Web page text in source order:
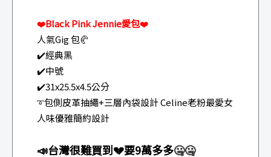
❤️Black Pink Jennie愛包❤️
人氣Gig 包🥐
✔️經典黑
✔️中號
✔️31x25.5x4.5公分
➰包側皮革抽繩+三層內袋設計 Celine老粉最愛女
人味優雅簡約設計
📣台灣很難買到💔要9萬多多🤐🤐